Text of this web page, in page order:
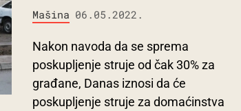
Mašina 06.05.2022.
Nakon navoda da se sprema
poskupljenje struje od čak 30% za
građane, Danas iznosi da će
poskupljenje struje za domaćinstva